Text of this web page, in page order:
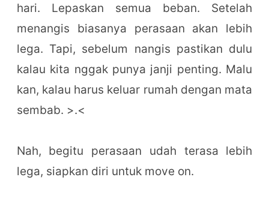
hari. Lepaskan semua beban. Setelah
menangis biasanya perasaan akan lebih
lega. Tapi, sebelum nangis pastikan dulu
kalau kita nggak punya janji penting. Malu
kan, kalau harus keluar rumah dengan mata
sembab. >.<
Nah, begitu perasaan udah terasa lebih
lega, siapkan diri untuk move on.